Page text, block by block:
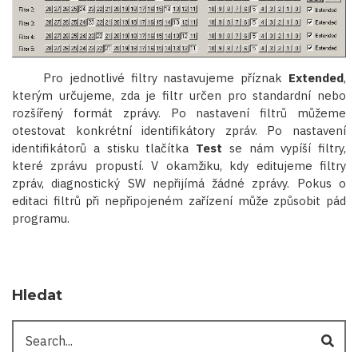
Pro jednotlivé filtry nastavujeme příznak Extended,
kterým určujeme, zda je filtr určen pro standardní nebo
rozšířený formát zprávy. Po nastavení filtrů můžeme
otestovat konkrétní identifikátory zpráv. Po nastavení
identifikátorů a stisku tlačítka Test se nám vypíší filtry,
které zprávu propustí. V okamžiku, kdy editujeme filtry
zpráv, diagnostický SW nepřijímá žádné zprávy. Pokus o
editaci filtrů při nepřipojeném zařízení může způsobit pád
programu.
Hledat